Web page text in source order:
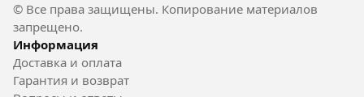
© Все права защищены. Копирование материалов
запрещено.
Информация
Доставка и оплата
Гарантия и возврат